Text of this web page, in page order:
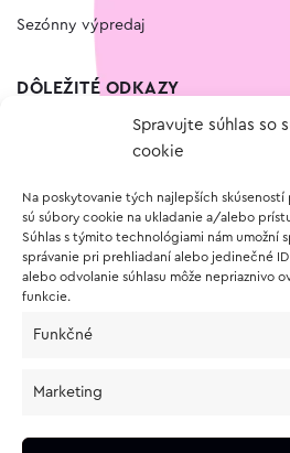
Spravujte súhlas so
cookie
Na poskytovanie tých najlepších
sú súbory cookie na ukladanie a/alebo
Súhlas s týmito technológiami nám umožní
správanie pri prehliadaní alebo jedinečné
alebo odvolanie súhlasu môže nepriaznivo
funkcie.
Funkčné
Marketing
Sezónny výpredaj
DÔLEŽITÉ ODKAZY
Vernostný program
O NÁKUPE
Vrátenie a reklamácia tovaru